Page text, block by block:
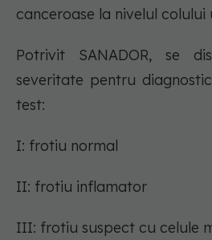
canceroase la nivelul colului
Potrivit SANADOR, se
severitate pentru
test:
I: frotiu normal
II: frotiu inflamator
III: frotiu suspect cu celule